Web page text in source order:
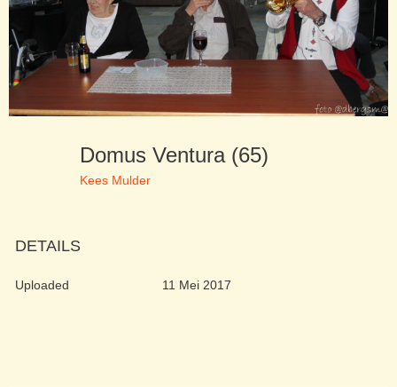
Domus Ventura (65)
Kees Mulder
DETAILS
Uploaded 11 Mei 2017